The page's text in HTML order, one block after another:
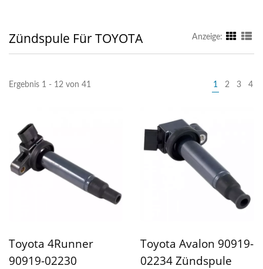
Zündspule Für TOYOTA Anzeige:
Ergebnis 1 - 12 von 41 1 2 3 4
Toyota 4Runner
90919-02230
Toyota Avalon 90919-
02234 Zündspule